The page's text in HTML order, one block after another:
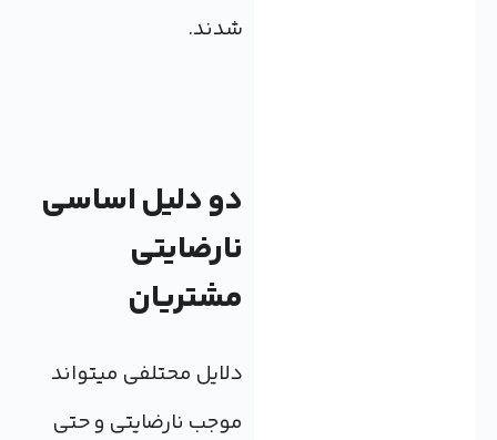
شدند.
دو دلیل اساسی
نارضایتی
مشتریان
دلایل محتلفی می‎تواند
موجب نارضایتی و حتی